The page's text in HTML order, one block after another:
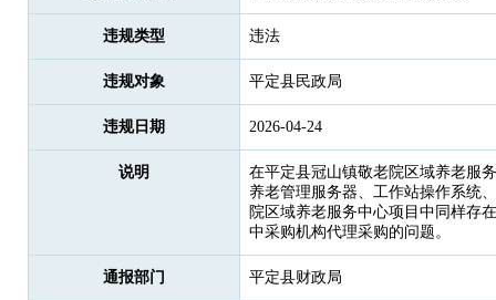
违规类型 违法
违规对象 平定县民政局
违规日期 2026-04-24
说明
在平定县冠山镇敬老院区域养老服
养老管理服务器、工作站操作系统
院区域养老服务中心项目中同样存
中采购机构代理采购的问题。
通报部门 平定县财政局